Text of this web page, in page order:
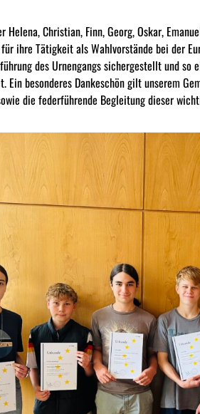
Helena, Christian, Finn, Georg, Oskar,
ihre Tätigkeit als Wahlvorstände bei der
des Urnengangs sichergestellt und
Ein besonderes Dankeschön gilt unserem
die federführende Begleitung dieser